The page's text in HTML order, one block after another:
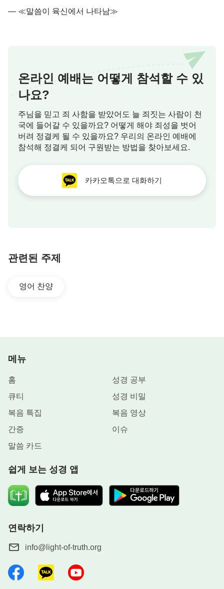
― ≪말씀이 육신에서 나타남≫
온라인 예배는 어떻게 참석할 수 있
나요?
주님을 믿고 죄 사함을 받았어도 늘 죄짓는 사람이 천
국에 들어갈 수 있을까요? 어떻게 해야 죄성을 벗어
버려 정결케 될 수 있을까요? 우리의 온라인 예배에
참석해 정결케 되어 구원받는 방법을 찾아보세요.
카카오톡으로 대화하기
관련된 주제
영어 찬양
메뉴
홈
성경 공부
큐티
성경 비밀
복음 특집
복음 영상
간증
이슈
말씀 카드
쉽게 보는 성경 앱
연락하기
info@light-of-truth.org